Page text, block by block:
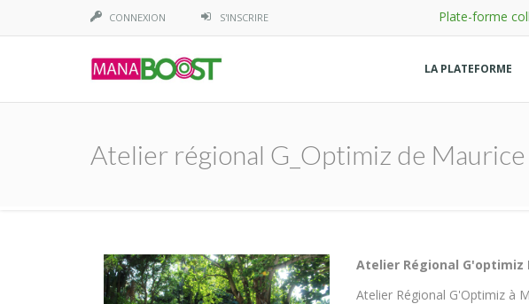
CONNEXION S'INSCRIRE Plate-forme
LA PLATEFORME
Atelier régional G_Optimiz de Maurice
Atelier Régional G'optimiz
Atelier Régional G'Optimiz à